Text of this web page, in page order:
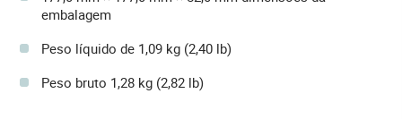
embalagem
Peso líquido de 1,09 kg (2,40 lb)
Peso bruto 1,28 kg (2,82 lb)